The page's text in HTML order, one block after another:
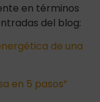
en términos
del blog:
de una
en 5 pasos”